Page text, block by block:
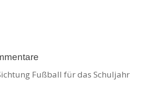
Fußball für das Schuljahr